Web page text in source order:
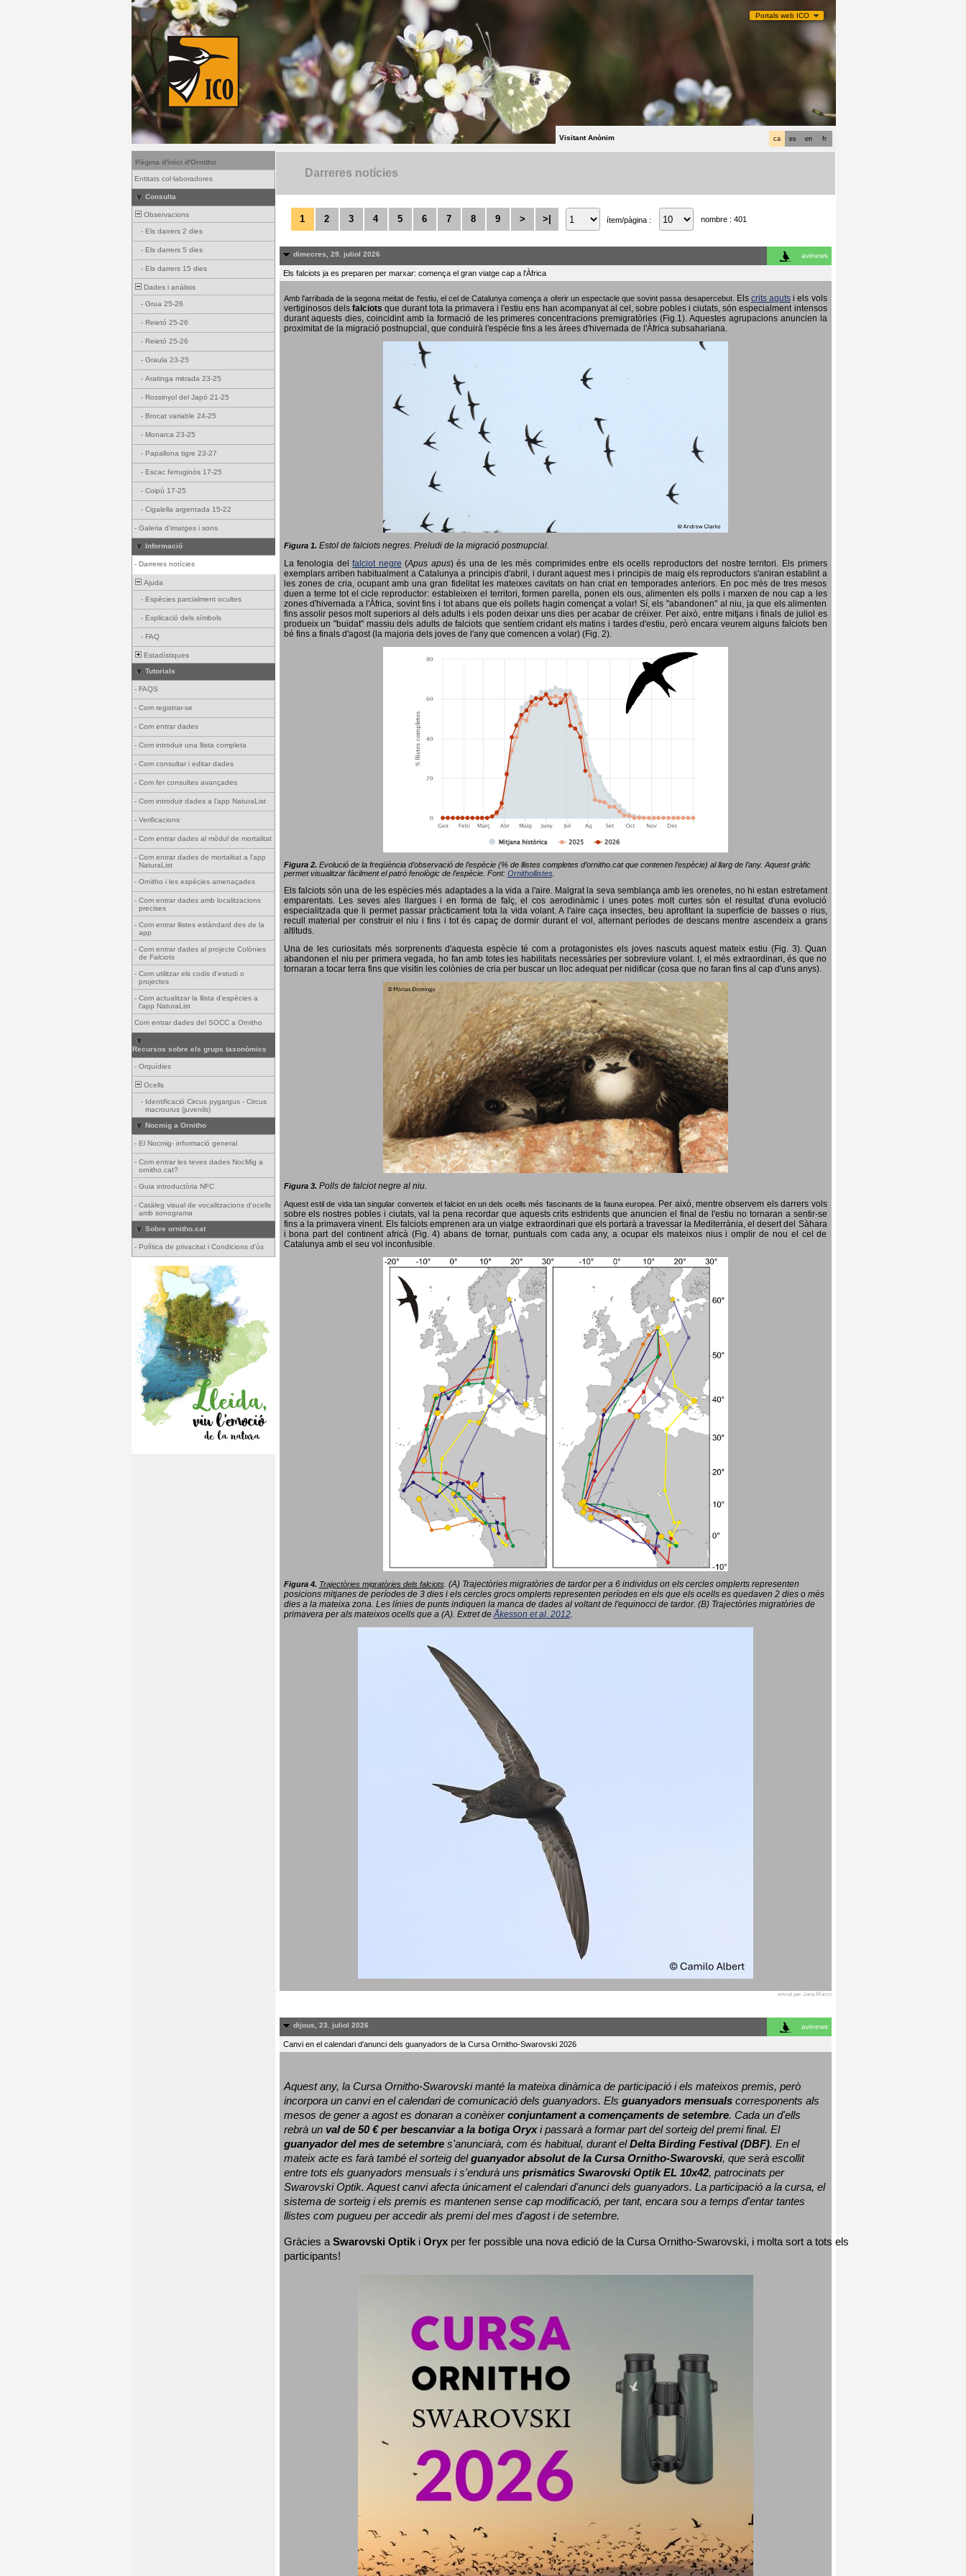
Portals web ICO
fr
en
es
ca
Visitant Anònim
Pàgina d'inici d'Ornitho
Entitats col·laboradores
Consulta
Observacions
- Els darrers 2 dies
- Els darrers 5 dies
- Els darrers 15 dies
Dades i anàlisis
- Grua 25-26
- Reietó 25-26
- Reietó 25-26
- Graula 23-25
- Aratinga mitrada 23-25
- Rossinyol del Japó 21-25
- Brocat variable 24-25
- Monarca 23-25
- Papallona tigre 23-27
- Escac ferruginós 17-25
- Coipú 17-25
- Cigalella argentada 15-22
- Galeria d'imatges i sons
Informació
- Darreres notícies
Ajuda
- Espècies parcialment ocultes
- Explicació dels símbols
- FAQ
Estadístiques
Tutorials
- FAQS
- Com registrar-se
- Com entrar dades
- Com introduir una llista completa
- Com consultar i editar dades
- Com fer consultes avançades
- Com introduir dades a l'app NaturaList
- Verificacions
- Com entrar dades al mòdul de mortalitat
- Com entrar dades de mortalitat a l'app
NaturaList
- Ornitho i les espècies amenaçades
- Com entrar dades amb localitzacions
precises
- Com entrar llistes estàndard des de la
app
- Com entrar dades al projecte Colònies
de Falciots
- Com utilitzar els codis d'estudi o
projectes
- Com actualitzar la llista d'espècies a
l'app NaturaList
Com entrar dades del SOCC a Ornitho
Recursos sobre els grups taxonòmics
- Orquídies
Ocells
- Identificació Circus pygargus - Circus
macrourus (juvenils)
Nocmig a Ornitho
- El Nocmig- informació general
- Com entrar les teves dades NocMig a
ornitho.cat?
- Guia introductòria NFC
- Catàleg visual de vocalitzacions d'ocells
amb sonograma
Sobre ornitho.cat
- Política de privacitat i Condicions d'ús
Darreres notícies
1 2 3 4 5 6 7 8 9 > >| ítem/pàgina : nombre : 401
dimecres, 29. juliol 2026 avinews
Els falciots ja es preparen per marxar: comença el gran viatge cap a l'Àfrica
Amb l'arribada de la segona meitat de l'estiu, el cel de Catalunya comença a oferir un espectacle que sovint passa desapercebut. Els crits aguts i els vols
vertiginosos dels falciots que durant tota la primavera i l'estiu ens han acompanyat al cel, sobre pobles i ciutats, són especialment intensos
durant aquests dies, coincidint amb la formació de les primeres concentracions premigratòries (Fig.1). Aquestes agrupacions anuncien la
proximitat de la migració postnupcial, que conduirà l'espècie fins a les àrees d'hivernada de l'Àfrica subsahariana.
Figura 1. Estol de falciots negres. Preludi de la migració postnupcial.
La fenologia delfalciot negre (Apus apus) és una de les més comprimides entre els ocells reproductors del nostre territori. Els primers
exemplars arriben habitualment a Catalunya a principis d'abril, i durant aquest mes i principis de maig els reproductors s'aniran establint a
les zones de cria, ocupant amb una gran fidelitat les mateixes cavitats on han criat en temporades anteriors. En poc més de tres mesos
duen a terme tot el cicle reproductor: estableixen el territori, formen parella, ponen els ous, alimenten els polls i marxen de nou cap a les
zones d'hivernada a l'Àfrica, sovint fins i tot abans que els pollets hagin començat a volar! Sí, els "abandonen" al niu, ja que els alimenten
fins assolir pesos molt superiors al dels adults i els poden deixar uns dies per acabar de créixer. Per això, entre mitjans i finals de juliol es
produeix un "buidat" massiu dels adults de falciots que sentíem cridant els matins i tardes d'estiu, però encara veurem alguns falciots ben
bé fins a finals d'agost (la majoria dels joves de l'any que comencen a volar) (Fig. 2).
Figura 2. Evolució de la freqüència d’observació de l’espècie (% de llistes completes d’ornitho.cat que contenen l’espècie) al llarg de l’any. Aquest gràfic
permet visualitzar fàcilment el patró fenològic de l’espècie. Font: Ornithollistes.
Els falciots són una de les espècies més adaptades a la vida a l'aire. Malgrat la seva semblança amb les orenetes, no hi estan estretament
emparentats. Les seves ales llargues i en forma de falç, el cos aerodinàmic i unes potes molt curtes són el resultat d'una evolució
especialitzada que li permet passar pràcticament tota la vida volant. A l'aire caça insectes, beu aprofitant la superfície de basses o rius,
recull material per construir el niu i fins i tot és capaç de dormir durant el vol, alternant períodes de descans mentre ascendeix a grans
altituds.
Una de les curiositats més sorprenents d'aquesta espècie té com a protagonistes els joves nascuts aquest mateix estiu (Fig. 3). Quan
abandonen el niu per primera vegada, ho fan amb totes les habilitats necessàries per sobreviure volant. I, el més extraordinari, és que no
tornaran a tocar terra fins que visitin les colònies de cria per buscar un lloc adequat per nidificar (cosa que no faran fins al cap d'uns anys).
Figura 3. Polls de falciot negre al niu.
Aquest estil de vida tan singular converteix el falciot en un dels ocells més fascinants de la fauna europea. Per això, mentre observem els darrers vols
sobre els nostres pobles i ciutats, val la pena recordar que aquests crits estridents que anuncien el final de l'estiu no tornaran a sentir-se
fins a la primavera vinent. Els falciots emprenen ara un viatge extraordinari que els portarà a travessar la Mediterrània, el desert del Sàhara
i bona part del continent africà (Fig. 4) abans de tornar, puntuals com cada any, a ocupar els mateixos nius i omplir de nou el cel de
Catalunya amb el seu vol inconfusible.
Figura 4. Trajectòries migratòries dels falciots. (A) Trajectòries migratòries de tardor per a 6 individus on els cercles omplerts representen
posicions mitjanes de períodes de 3 dies i els cercles grocs omplerts representen períodes en els que els ocells es quedaven 2 dies o més
dies a la mateixa zona. Les línies de punts indiquen la manca de dades al voltant de l'equinocci de tardor. (B) Trajectòries migratòries de
primavera per als mateixos ocells que a (A). Extret deÅkesson et al. 2012.
enviat per Jana Marco
dijous, 23. juliol 2026 avinews
Canvi en el calendari d'anunci dels guanyadors de la Cursa Ornitho-Swarovski 2026
Aquest any, la Cursa Ornitho-Swarovski manté la mateixa dinàmica de participació i els mateixos premis, però
incorpora un canvi en el calendari de comunicació dels guanyadors. Els guanyadors mensuals corresponents als
mesos de gener a agost es donaran a conèixer conjuntament a començaments de setembre. Cada un d'ells
rebrà un val de 50 € per bescanviar a la botiga Oryx i passarà a formar part del sorteig del premi final.
El
guanyador del mes de setembre s'anunciarà, com és habitual, durant el Delta Birding Festival (DBF). En el
mateix acte es farà també el sorteig del guanyador absolut de la Cursa Ornitho-Swarovski, que serà escollit
entre tots els guanyadors mensuals i s'endurà uns prismàtics Swarovski Optik EL 10x42, patrocinats per
Swarovski Optik. Aquest canvi afecta únicament el calendari d'anunci dels guanyadors. La participació a la cursa, el
sistema de sorteig i els premis es mantenen sense cap modificació, per tant, encara sou a temps d'entar tantes
llistes com pugueu per accedir als premi del mes d'agost i de setembre.
Gràcies a Swarovski Optik i Oryx per fer possible una nova edició de la Cursa Ornitho-Swarovski, i molta sort a tots els
participants!